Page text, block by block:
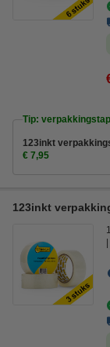
Tip:
123inkt
€ 7,95
123inkt